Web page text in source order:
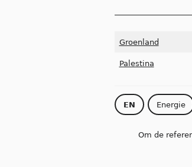
Groenland
Palestina
EN Energie
Om de